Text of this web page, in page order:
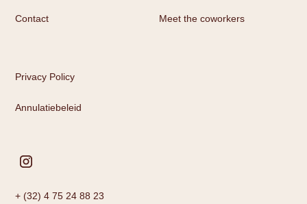
Contact Meet the coworkers
Privacy Policy
Annulatiebeleid
+ (32) 4 75 24 88 23